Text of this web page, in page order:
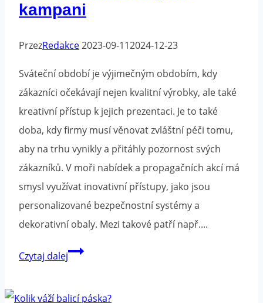
kampani
PrzezRedakce2023-09-112024-12-23
Sváteční období je výjimečným obdobím, kdy
zákazníci očekávají nejen kvalitní výrobky, ale také
kreativní přístup k jejich prezentaci. Je to také
doba, kdy firmy musí věnovat zvláštní péči tomu,
aby na trhu vynikly a přitáhly pozornost svých
zákazníků. V moři nabídek a propagačních akcí má
smysl využívat inovativní přístupy, jako jsou
personalizované bezpečnostní systémy a
dekorativní obaly. Mezi takové patří např....
Czytaj dalejBalicí